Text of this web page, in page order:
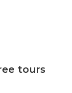
tours